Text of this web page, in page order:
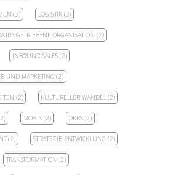
(3) LOGISTIK(3)
ORGANISATION(2)
INBOUND SALES(2)
UND MARKETING(2)
(2) KULTURELLER WANDEL(2)
MOALS(2) OKRS(2)
(2) STRATEGIE-ENTWICKLUNG(2)
TRANSFORMATION(2)